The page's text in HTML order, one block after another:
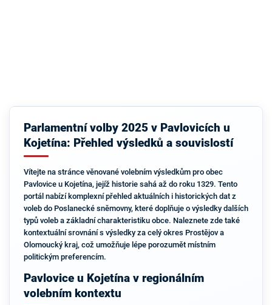
Parlamentní volby 2025 v Pavlovicích u
Kojetína: Přehled výsledků a souvislostí
Vítejte na stránce věnované volebním výsledkům pro obec
Pavlovice u Kojetína, jejíž historie sahá až do roku 1329. Tento
portál nabízí komplexní přehled aktuálních i historických dat z
voleb do Poslanecké sněmovny, které doplňuje o výsledky dalších
typů voleb a základní charakteristiku obce. Naleznete zde také
kontextuální srovnání s výsledky za celý okres Prostějov a
Olomoucký kraj, což umožňuje lépe porozumět místním
politickým preferencím.
Pavlovice u Kojetína v regionálním
volebním kontextu